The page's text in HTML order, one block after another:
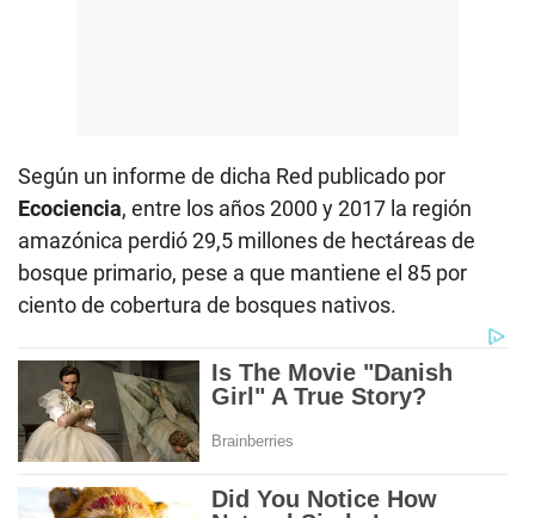
Según un informe de dicha Red publicado por
Ecociencia, entre los años 2000 y 2017 la región
amazónica perdió 29,5 millones de hectáreas de
bosque primario, pese a que mantiene el 85 por
ciento de cobertura de bosques nativos.